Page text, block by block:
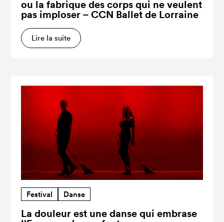
ou la fabrique des corps qui ne veulent
pas imploser – CCN Ballet de Lorraine
Lire la suite
Festival Danse
La douleur est une danse qui embrase